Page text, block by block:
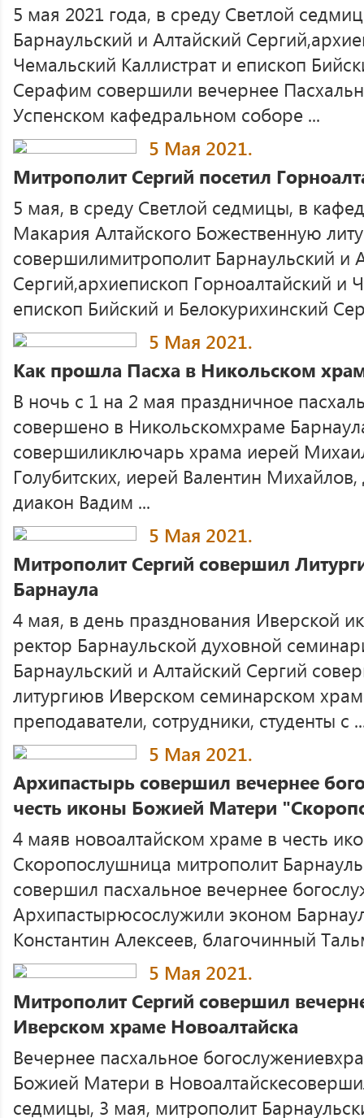
5 мая 2021 года, в среду Светлой
Барнаульский и Алтайский
Чемальский Каллистрат и епископ
Серафим совершили вечернее
Успенском кафедральном соборе ...
5 Мая 2021.
Митрополит Сергий посетил
5 мая, в среду Светлой седмицы, в
Макария Алтайского Божественную
совершилимитрополит Барнаульский и
Сергий,архиепископ Горноалтайский и
епископ Бийский и Белокурихинский
5 Мая 2021.
Как прошла Пасха в Никольском
В ночь с 1 на 2 мая праздничное
совершено в Никольскомхраме
совершилиключарь храма иерей
Голубитских, иерей Валентин
диакон Вадим ...
5 Мая 2021.
Митрополит Сергий совершил
Барнаула
4 мая, в день празднования Иверской
ректор Барнаульской духовной
Барнаульский и Алтайский Сергий
литургиюв Иверском семинарском
преподаватели, сотрудники, студенты с
5 Мая 2021.
Архипастырь совершил вечернее
честь иконы Божией Матери
4 маяв новоалтайском храме в честь
Скоропослушница митрополит
совершил пасхальное вечернее
Архипастырюсослужили эконом
Константин Алексеев, благочинный
5 Мая 2021.
Митрополит Сергий совершил
Иверском храме Новоалтайска
Вечернее пасхальное
Божией Матери в
седмицы, 3 мая, митрополит